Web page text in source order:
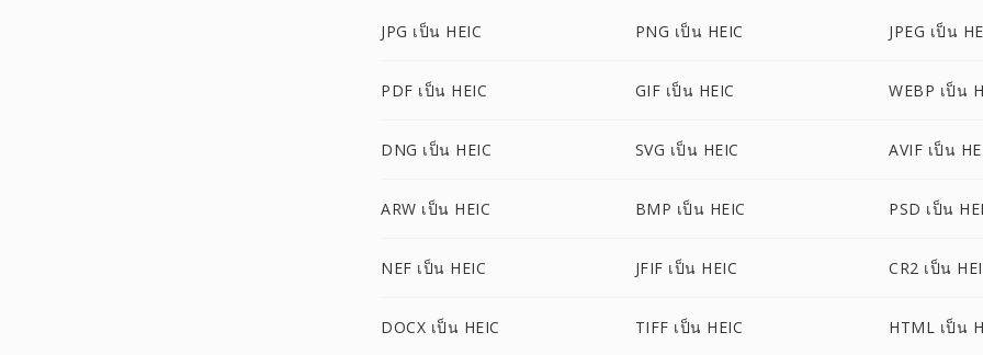
JPG เป็น HEIC PNG เป็น HEIC JPEG เป็น
PDF เป็น HEIC GIF เป็น HEIC WEBP เป็น
DNG เป็น HEIC SVG เป็น HEIC AVIF เป็น
ARW เป็น HEIC BMP เป็น HEIC PSD เป็น
NEF เป็น HEIC JFIF เป็น HEIC CR2 เป็น
DOCX เป็น HEIC TIFF เป็น HEIC HTML เป็น